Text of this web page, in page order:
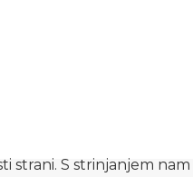
strani. S strinjanjem